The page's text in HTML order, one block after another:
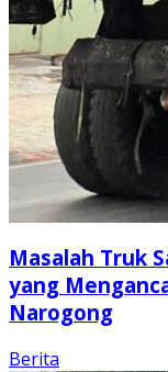
Masalah Truk
yang
Narogong
Berita